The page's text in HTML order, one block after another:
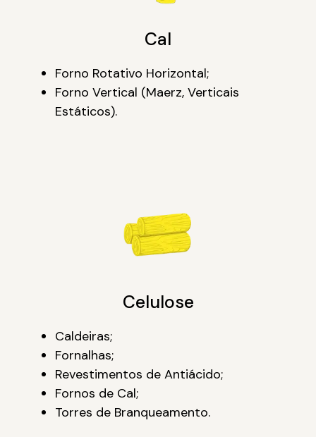
Cal
Forno Rotativo Horizontal;
Forno Vertical (Maerz, Verticais
Estáticos).
Celulose
Caldeiras;
Fornalhas;
Revestimentos de Antiácido;
Fornos de Cal;
Torres de Branqueamento.